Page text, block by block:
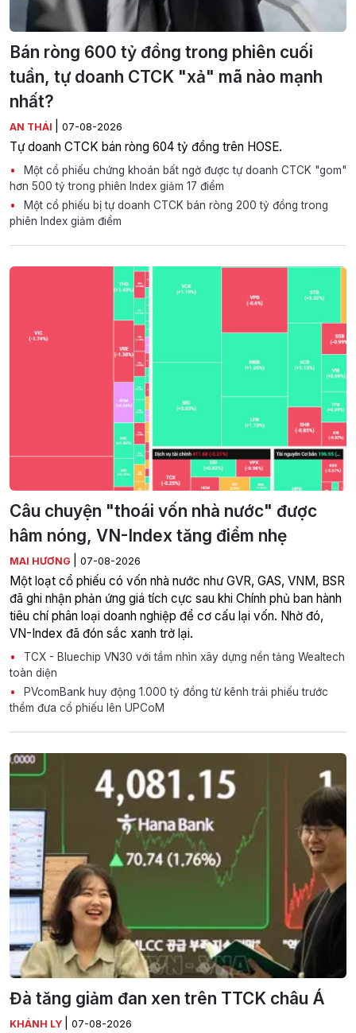
Bán ròng 600 tỷ đồng trong phiên cuối
tuần, tự doanh CTCK "xả" mã nào mạnh
nhất?
AN THÁI 07-08-2026
Tự doanh CTCK bán ròng 604 tỷ đồng trên HOSE.
Một cổ phiếu chứng khoán bất ngờ được tự doanh CTCK "gom"
hơn 500 tỷ trong phiên Index giảm 17 điểm
Một cổ phiếu bị tự doanh CTCK bán ròng 200 tỷ đồng trong
phiên Index giảm điểm
Câu chuyện "thoái vốn nhà nước" được
hâm nóng, VN-Index tăng điểm nhẹ
MAI HƯƠNG 07-08-2026
Một loạt cổ phiếu có vốn nhà nước như GVR, GAS, VNM, BSR
đã ghi nhận phản ứng giá tích cực sau khi Chính phủ ban hành
tiêu chí phân loại doanh nghiệp để cơ cấu lại vốn. Nhờ đó,
VN-Index đã đón sắc xanh trở lại.
TCX - Bluechip VN30 với tầm nhìn xây dựng nền tảng Wealtech
toàn diện
PVcomBank huy động 1.000 tỷ đồng từ kênh trái phiếu trước
thềm đưa cổ phiếu lên UPCoM
Đà tăng giảm đan xen trên TTCK châu Á
KHÁNH LY 07-08-2026